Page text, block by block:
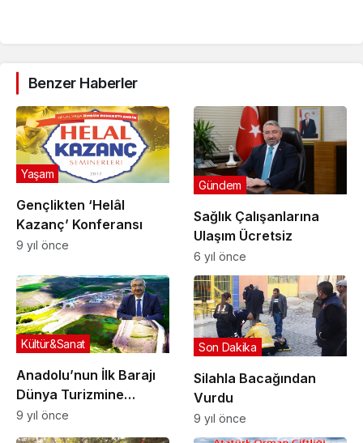
Benzer Haberler
Gençlikten ‘Helâl
Kazanç’ Konferansı
Yaşam
9 yıl önce
Sağlık Çalışanlarına
Ulaşım Ücretsiz
Gündem
6 yıl önce
Anadolu’nun İlk Barajı
Dünya Turizmine
Açılıyor
Kültür&Sanat
9 yıl önce
Silahla Bacağından
Vurdu
Son Dakika
9 yıl önce